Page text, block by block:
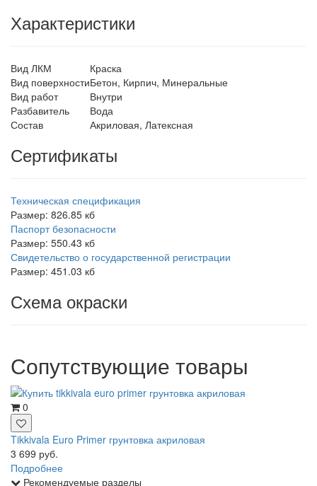
Характеристики
Вид ЛКМ
Краска
Вид поверхностиБетон, Кирпич, Минеральные
Вид работ
Внутри
Разбавитель
Вода
Состав
Акриловая, Латексная
Сертификаты
Техническая спецификация
Размер: 826.85 кб
Паспорт безопасности
Размер: 550.43 кб
Свидетельство о государственной регистрации
Размер: 451.03 кб
Схема окраски
Сопутствующие товары
0
Tikkivala Euro Primer грунтовка акриловая
3 699 руб.
Подробнее
Рекомендуемые разделы